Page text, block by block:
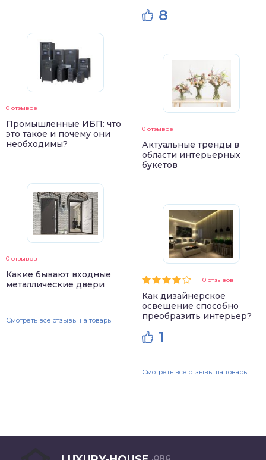
0 отзывов
Промышленные ИБП: что
это такое и почему они
необходимы?
0 отзывов
Какие бывают входные
металлические двери
Смотреть все отзывы на товары
8
0 отзывов
Актуальные тренды в
области интерьерных
букетов
0 отзывов
Как дизайнерское
освещение способно
преобразить интерьер?
1
Смотреть все отзывы на товары
.ORG